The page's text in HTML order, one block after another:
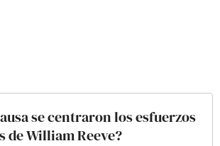
se centraron los esfuerzos
William Reeve?